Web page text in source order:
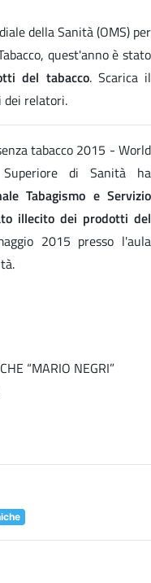
della Sanità (OMS) per
quest'anno è stato
del tabacco. Scarica il
dei relatori.
tabacco 2015 - World
di Sanità ha
Tabagismo e Servizio
illecito dei prodotti del
2015 presso l'aula
“MARIO NEGRI”